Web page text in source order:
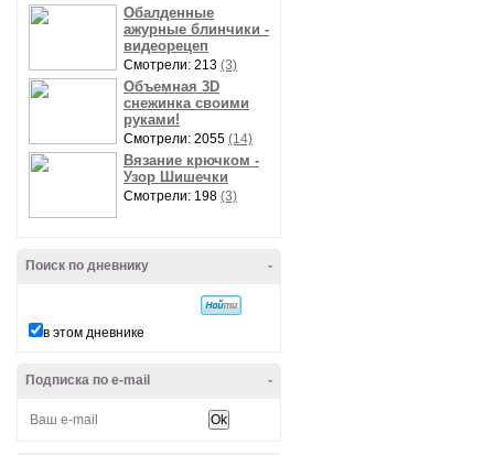
Обалденные
ажурные блинчики -
видеорецеп
Смотрели: 213 (3)
Объемная 3D
снежинка своими
руками!
Смотрели: 2055 (14)
Вязание крючком -
Узор Шишечки
Смотрели: 198 (3)
-
Поиск по дневнику
в этом дневнике
-
Подписка по e-mail